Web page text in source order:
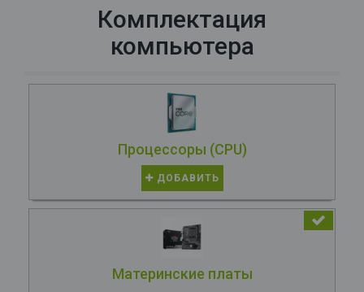
Комплектация
компьютера
Процессоры (CPU)
ДОБАВИТЬ
Материнские платы